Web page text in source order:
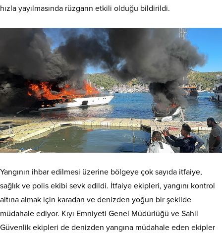
hızla yayılmasında rüzgarın etkili olduğu bildirildi.
Yangının ihbar edilmesi üzerine bölgeye çok sayıda itfaiye,
sağlık ve polis ekibi sevk edildi. İtfaiye ekipleri, yangını kontrol
altına almak için karadan ve denizden yoğun bir şekilde
müdahale ediyor. Kıyı Emniyeti Genel Müdürlüğü ve Sahil
Güvenlik ekipleri de denizden yangına müdahale eden ekipler